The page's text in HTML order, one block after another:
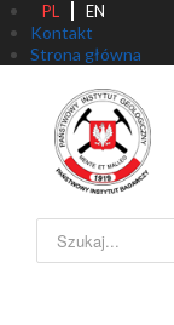
PL EN
Kontakt
Strona główna
Szukaj...